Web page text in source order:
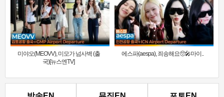
미야오(MEOVV), 미모가 넘사벽 (출
국)[뉴스엔TV]
에스파(aespa), 죄송해요🥺🎤마이..